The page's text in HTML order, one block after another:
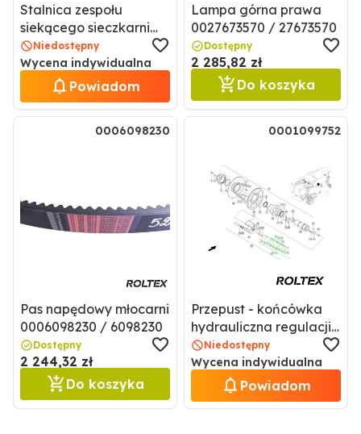
Stalnica zespołu
siekącego sieczkarni
samobieżnej
0009809763 / 9809763
Niedostępny
Wycena indywidualna
Powiadom
Lampa górna prawa
0027673570 / 27673570
Dostępny
2 285,82 zł
Do koszyka
0006098230
Pas napędowy młocarni
0006098230 / 6098230
Dostępny
2 244,32 zł
Do koszyka
0001099752
Przepust - końcówka
hydrauliczna regulacji
obrotów bębna
młócącego 0001099752
/ 1099752
Niedostępny
Wycena indywidualna
Powiadom